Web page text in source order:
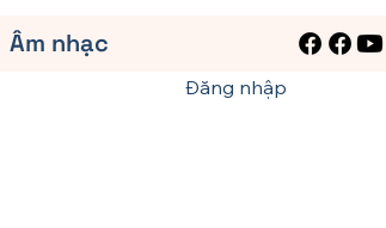
Âm nhạc
Đăng nhập